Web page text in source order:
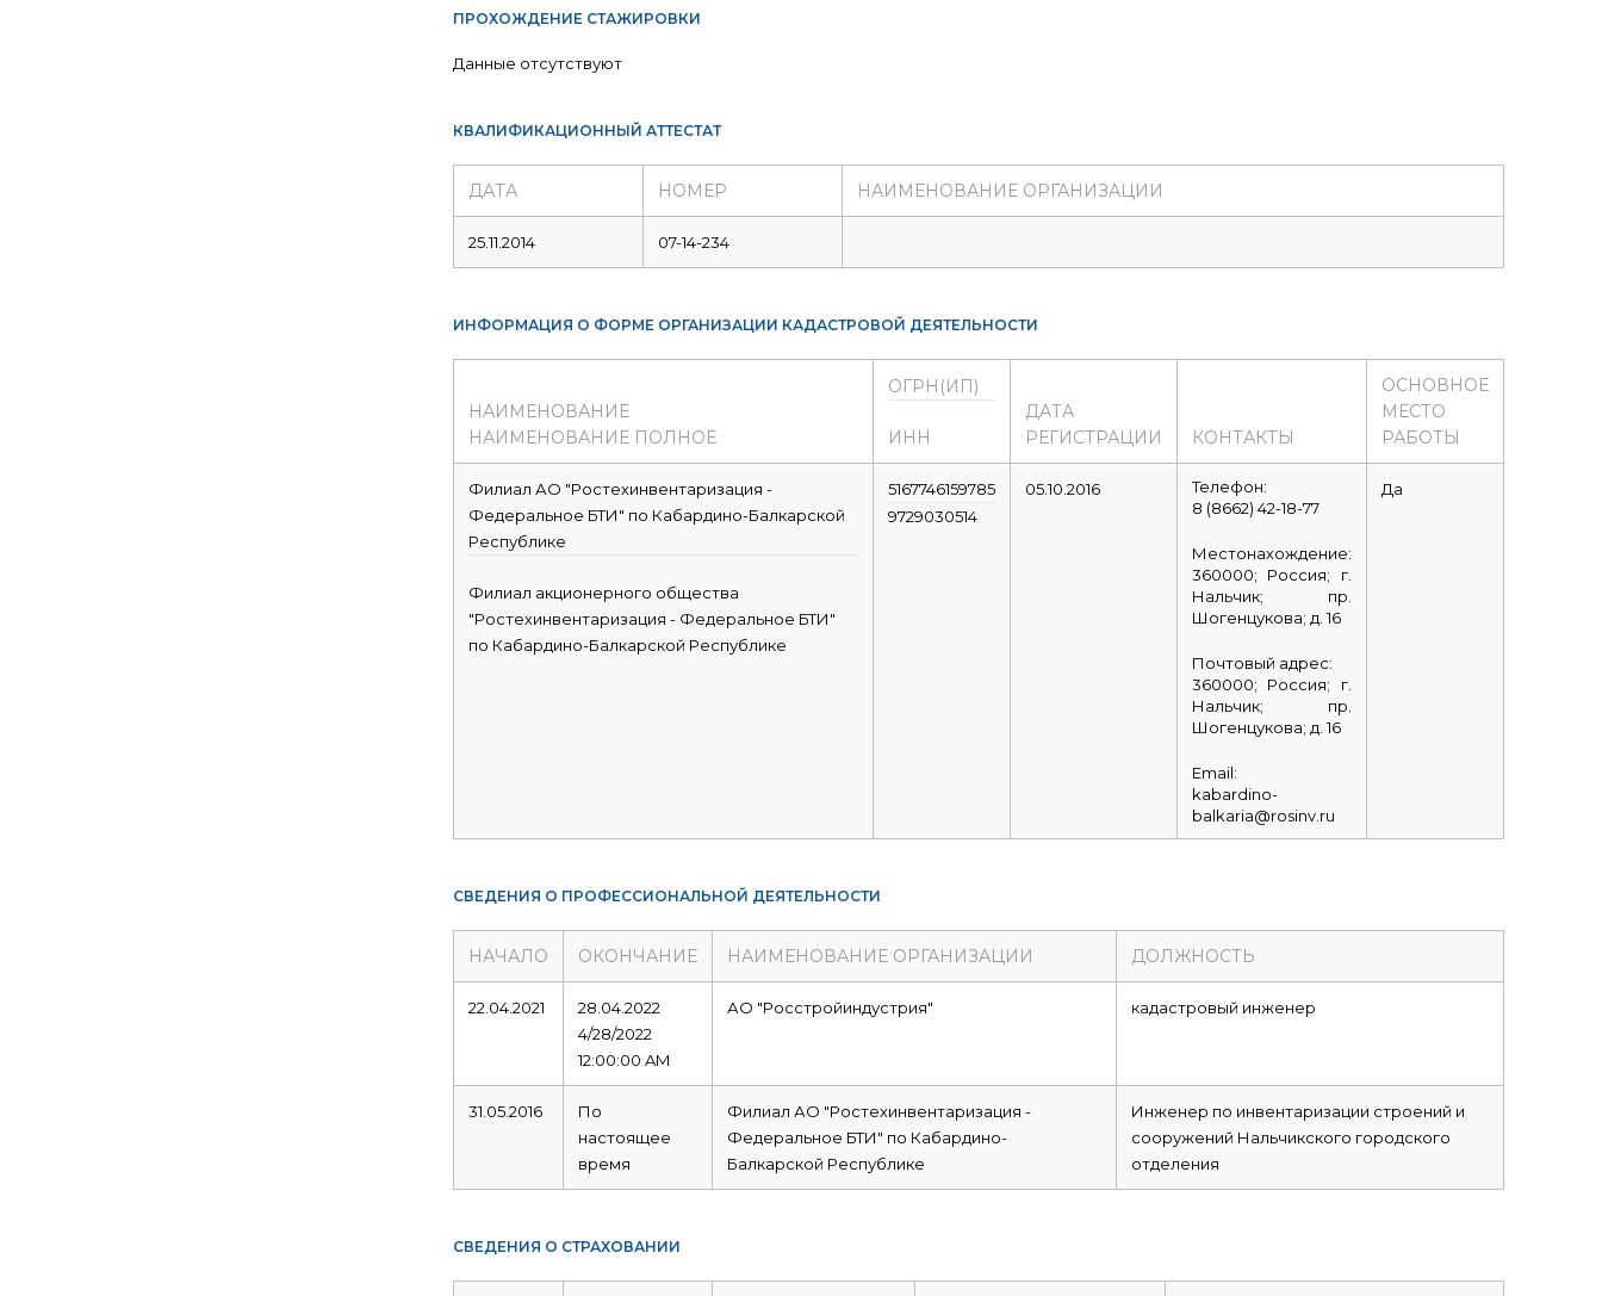
ПРОХОЖДЕНИЕ СТАЖИРОВКИ
Данные отсутствуют
КВАЛИФИКАЦИОННЫЙ АТТЕСТАТ
ДАТА НОМЕР НАИМЕНОВАНИЕ ОРГАНИЗАЦИИ
25.11.2014 07-14-234
ИНФОРМАЦИЯ О ФОРМЕ ОРГАНИЗАЦИИ КАДАСТРОВОЙ ДЕЯТЕЛЬНОСТИ
НАИМЕНОВАНИЕ
НАИМЕНОВАНИЕ ПОЛНОЕ
ОГРН(ИП)
ИНН
ДАТА
РЕГИСТРАЦИИ
КОНТАКТЫ
ОСНОВНОЕ
МЕСТО
РАБОТЫ
Филиал АО "Ростехинвентаризация -
Федеральное БТИ" по Кабардино-Балкарской
Республике
Филиал акционерного общества
"Ростехинвентаризация - Федеральное БТИ"
по Кабардино-Балкарской Республике
5167746159785
9729030514
05.10.2016
Телефон:
8 (8662) 42-18-77
Местонахождение:
360000; Россия; г.
Нальчик; пр.
Шогенцукова; д. 16
Почтовый адрес:
360000; Россия; г.
Нальчик; пр.
Шогенцукова; д. 16
Email:
kabardino-
balkaria@rosinv.ru
Да
СВЕДЕНИЯ О ПРОФЕССИОНАЛЬНОЙ ДЕЯТЕЛЬНОСТИ
НАЧАЛО ОКОНЧАНИЕ НАИМЕНОВАНИЕ ОРГАНИЗАЦИИ ДОЛЖНОСТЬ
22.04.2021
28.04.2022
4/28/2022
12:00:00 AM
АО "Росстройиндустрия" кадастровый инженер
31.05.2016
По
настоящее
время
Филиал АО "Ростехинвентаризация -
Федеральное БТИ" по Кабардино-
Балкарской Республике
Инженер по инвентаризации строений и
сооружений Нальчикского городского
отделения
СВЕДЕНИЯ О СТРАХОВАНИИ